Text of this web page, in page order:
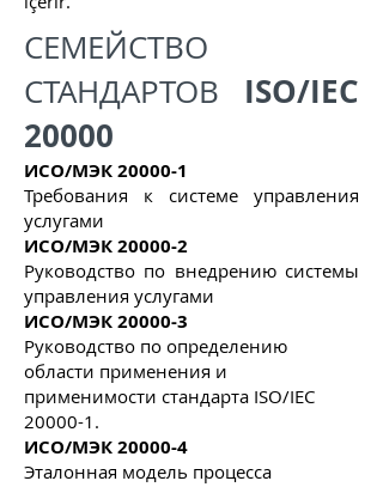
СЕМЕЙСТВО
СТАНДАРТОВ ISO/IEC
20000
ИСО/МЭК 20000-1
Требования к системе управления
услугами
ИСО/МЭК 20000-2
Руководство по внедрению системы
управления услугами
ИСО/МЭК 20000-3
Руководство по определению
области применения и
применимости стандарта ISO/IEC
20000-1.
ИСО/МЭК 20000-4
Эталонная модель процесса